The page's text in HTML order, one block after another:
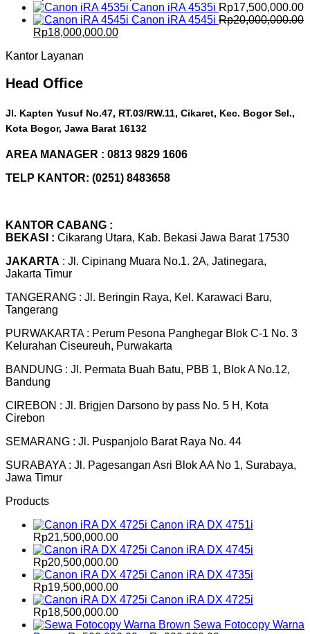
price
was:
price
is:
Canon iRA 4535i Rp17,500,000.00
Canon iRA 4545i Rp20,000,000.00
Original
was:
Rp18,000,000.00Current
Kantor Layanan
Head Office
Jl. Kapten Yusuf No.47, RT.03/RW.11, Cikaret, Kec. Bogor Sel.,
Kota Bogor, Jawa Barat 16132
AREA MANAGER : 0813 9829 1606
TELP KANTOR: (0251) 8483658
KANTOR CABANG :
BEKASI : Cikarang Utara, Kab. Bekasi Jawa Barat 17530
JAKARTA : Jl. Cipinang Muara No.1. 2A, Jatinegara,
Jakarta Timur
TANGERANG : Jl. Beringin Raya, Kel. Karawaci Baru,
Tangerang
PURWAKARTA : Perum Pesona Panghegar Blok C-1 No. 3
Kelurahan Ciseureuh, Purwakarta
BANDUNG : Jl. Permata Buah Batu, PBB 1, Blok A No.12,
Bandung
CIREBON : Jl. Brigjen Darsono by pass No. 5 H, Kota
Cirebon
SEMARANG : Jl. Puspanjolo Barat Raya No. 44
SURABAYA : Jl. Pagesangan Asri Blok AA No 1, Surabaya,
Jawa Timur
Products
Canon iRA DX 4751i
Rp21,500,000.00
Canon iRA DX 4745i
Rp20,500,000.00
Canon iRA DX 4735i
Rp19,500,000.00
Canon iRA DX 4725i
Rp18,500,000.00
Sewa Fotocopy Warna